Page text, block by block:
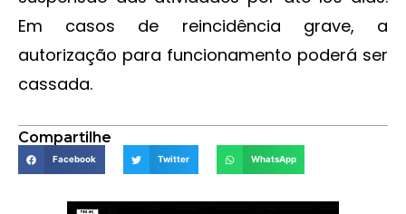
Em casos de reincidência grave, a
autorização para funcionamento poderá ser
cassada.
Compartilhe
Facebook Twitter WhatsApp